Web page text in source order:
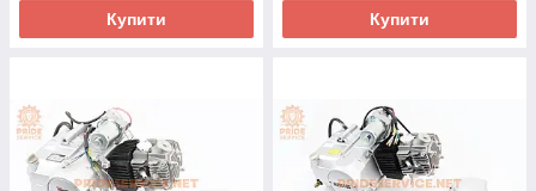
Купити Купити